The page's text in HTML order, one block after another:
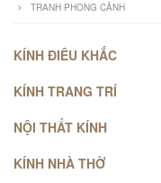
TRANH PHONG CẢNH
KÍNH ĐIÊU KHẮC
KÍNH TRANG TRÍ
NỘI THẤT KÍNH
KÍNH NHÀ THỜ